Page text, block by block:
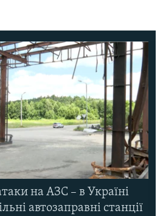
на АЗС – в Україні
автозаправні станції